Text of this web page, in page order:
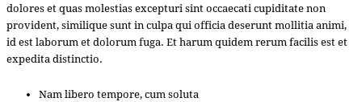
dolores et quas molestias excepturi sint occaecati cupiditate non
provident, similique sunt in culpa qui officia deserunt mollitia animi,
id est laborum et dolorum fuga. Et harum quidem rerum facilis est et
expedita distinctio.
Nam libero tempore, cum soluta